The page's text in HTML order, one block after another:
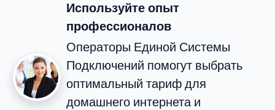
Используйте опыт
профессионалов
Операторы Единой Системы
Подключений помогут выбрать
оптимальный тариф для
домашнего интернета и